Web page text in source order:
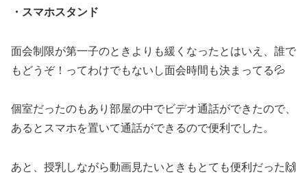
・スマホスタンド
面会制限が第一子のときよりも緩くなったとはいえ、誰で
もどうぞ！ってわけでもないし面会時間も決まってる💦
個室だったのもあり部屋の中でビデオ通話ができたので、
あるとスマホを置いて通話ができるので便利でした。
あと、授乳しながら動画見たいときもとても便利だった🙌